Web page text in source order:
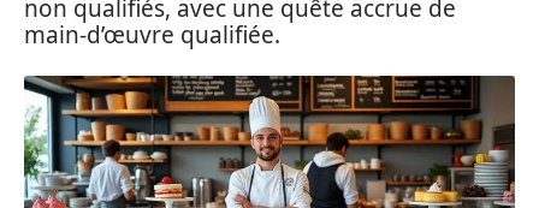
non qualifiés, avec une quête accrue de
main-d’œuvre qualifiée.